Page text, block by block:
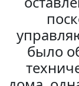
было